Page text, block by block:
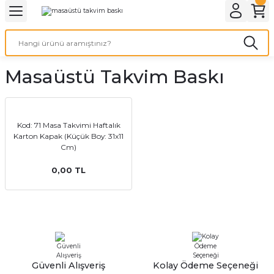
Geri Dön
Geri Dön
Geri Dön
Geri Dön
Ürünleri
Geri Dön
Geri Dön
Geri Dön
Masaüstü Takvim Baskı
Kod: 71 Masa Takvimi Haftalık
Karton Kapak (Küçük Boy: 31x11
Cm)
0,00 TL
Güvenli Alışveriş Kolay Ödeme Seçeneği